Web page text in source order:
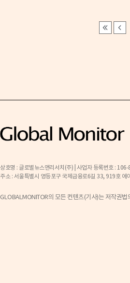
상호명 : 글로벌뉴스앤리서치(주) | 사업자 등록번호 :
주소 : 서울특별시 영등포구 국제금융로6길 33, 919호
GLOBALMONITOR의 모든 컨텐츠(기사)는 저작권법